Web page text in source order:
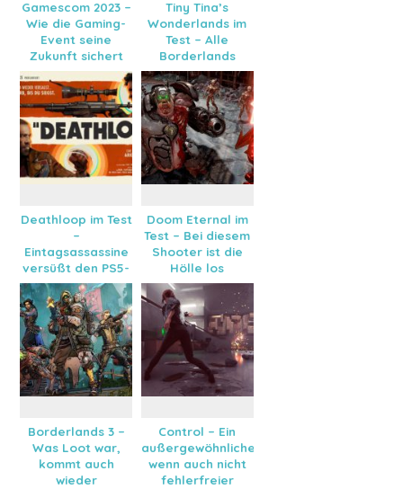
Gamescom 2023 –
Wie die Gaming-
Event seine
Zukunft sichert
Tiny Tina’s
Wonderlands im
Test – Alle
Borderlands
Grenzen
gesprengt
Deathloop im Test
–
Eintagsassassine
versüßt den PS5-
Abschied
Doom Eternal im
Test – Bei diesem
Shooter ist die
Hölle los
Borderlands 3 –
Was Loot war,
kommt auch
wieder
Control – Ein
außergewöhnlicher,
wenn auch nicht
fehlerfreier